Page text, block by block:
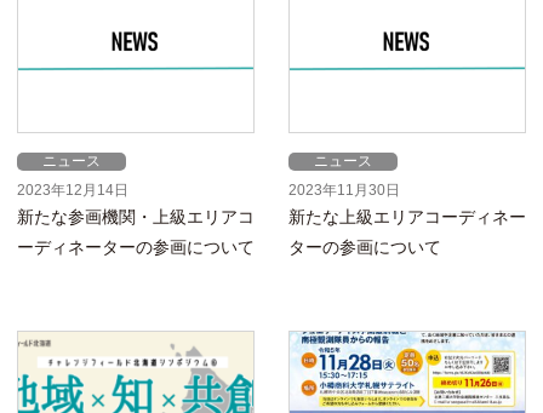
ニュース
2023年12月14日
新たな参画機関・上級エリアコ
ーディネーターの参画について
ニュース
2023年11月30日
新たな上級エリアコーディネー
ターの参画について